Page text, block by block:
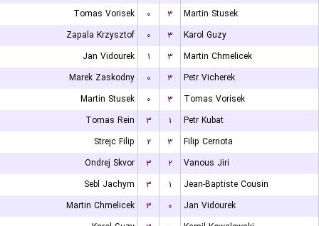
Tomas Vorisek
۰ ۳
Martin Stusek
Zapala Krzysztof
۰ ۳
Karol Guzy
Jan Vidourek
۱ ۳
Martin Chmelicek
Marek Zaskodny
۰ ۳
Petr Vicherek
Martin Stusek
۰ ۳
Tomas Vorisek
Tomas Rein
۳ ۱
Petr Kubat
Strejc Filip
۲ ۳
Filip Cernota
Ondrej Skvor
۳ ۲
Vanous Jiri
Sebl Jachym
۳ ۱
Jean-Baptiste Cousin
Martin Chmelicek
۳ ۰
Jan Vidourek